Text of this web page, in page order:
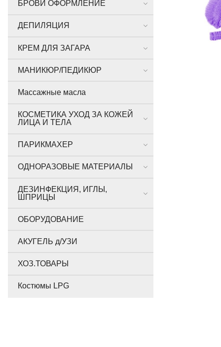
БРОВИ ОФОРМЛЕНИЕ
ДЕПИЛЯЦИЯ
КРЕМ ДЛЯ ЗАГАРА
МАНИКЮР/ПЕДИКЮР
Массажные масла
КОСМЕТИКА УХОД ЗА КОЖЕЙ
ЛИЦА И ТЕЛА
ПАРИКМАХЕР
ОДНОРАЗОВЫЕ МАТЕРИАЛЫ
ДЕЗИНФЕКЦИЯ, ИГЛЫ,
ШПРИЦЫ
ОБОРУДОВАНИЕ
АКУГЕЛЬ д/УЗИ
ХОЗ.ТОВАРЫ
Костюмы LPG